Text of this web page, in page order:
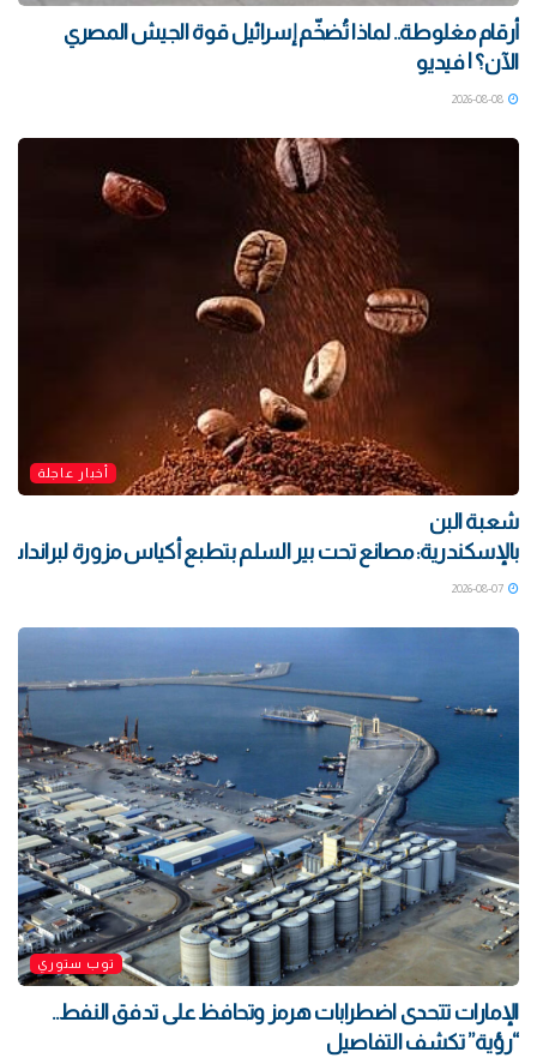
أرقام مغلوطة.. لماذا تُضخّم إسرائيل قوة الجيش المصري
الآن؟ | فيديو
أخبار عاجلة
شعبة البن
بالإسكندرية: مصانع تحت بير السلم بتطبع أكياس مزورة لبراندات
توب ستوري
الإمارات تتحدى اضطرابات هرمز وتحافظ على تدفق النفط..
“رؤية” تكشف التفاصيل